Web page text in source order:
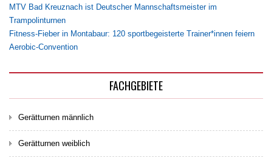
MTV Bad Kreuznach ist Deutscher Mannschaftsmeister im
Trampolinturnen
Fitness-Fieber in Montabaur: 120 sportbegeisterte Trainer*innen feiern
Aerobic-Convention
FACHGEBIETE
Gerätturnen männlich
Gerätturnen weiblich